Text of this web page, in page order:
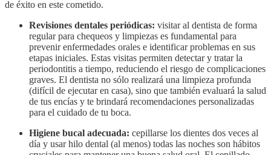
de éxito en este cometido.
Revisiones dentales periódicas: visitar al dentista de forma
regular para chequeos y limpiezas es fundamental para
prevenir enfermedades orales e identificar problemas en sus
etapas iniciales. Estas visitas permiten detectar y tratar la
periodontitis a tiempo, reduciendo el riesgo de complicaciones
graves. El dentista no sólo realizará una limpieza profunda
(difícil de ejecutar en casa), sino que también evaluará la salud
de tus encías y te brindará recomendaciones personalizadas
para el cuidado de tu boca.
Higiene bucal adecuada: cepillarse los dientes dos veces al
día y usar hilo dental (al menos) todas las noches son hábitos